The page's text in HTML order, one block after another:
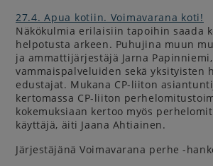
27.4. Apua kotiin. Voimavarana koti!
Näkökulmia erilaisiin tapoihin saada
helpotusta arkeen. Puhujina muun
ja ammattijärjestäjä Jarna Papinniemi,
vammaispalveluiden sekä yksityisten
edustajat. Mukana CP-liiton
kertomassa CP-liiton
kokemuksiaan kertoo myös
käyttäjä, äiti Jaana Ahtiainen.
Järjestäjänä Voimavarana perhe -